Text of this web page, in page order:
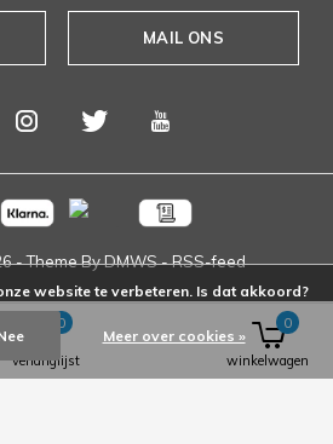
MAIL ONS
- Theme ByDMWS-RSS-feed
verlanglijst
0
winkelwagen
0
website te verbeteren. Is dat akkoord?
Meer over cookies »